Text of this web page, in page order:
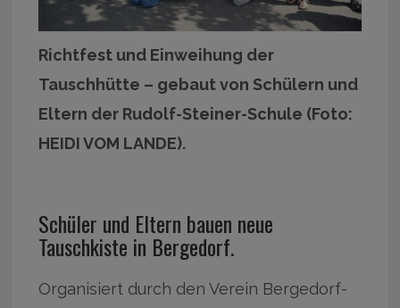
Richtfest und Einweihung der
Tauschhütte – gebaut von Schülern und
Eltern der Rudolf-Steiner-Schule (Foto:
HEIDI VOM LANDE).
Schüler und Eltern bauen neue
Tauschkiste in Bergedorf.
Organisiert durch den Verein Bergedorf-